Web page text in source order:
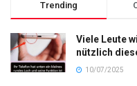
Trending
Viele Leute
nützlich
10/07/2025